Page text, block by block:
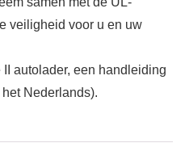
veiligheid voor u en uw
autolader, een handleiding
Nederlands).